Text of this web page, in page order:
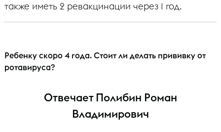
также иметь 2 ревакцинации через 1 год.
Ребенку скоро 4 года. Стоит ли делать прививку от
ротавируса?
Отвечает Полибин Роман
Владимирович